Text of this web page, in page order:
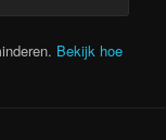
Bekijk hoe